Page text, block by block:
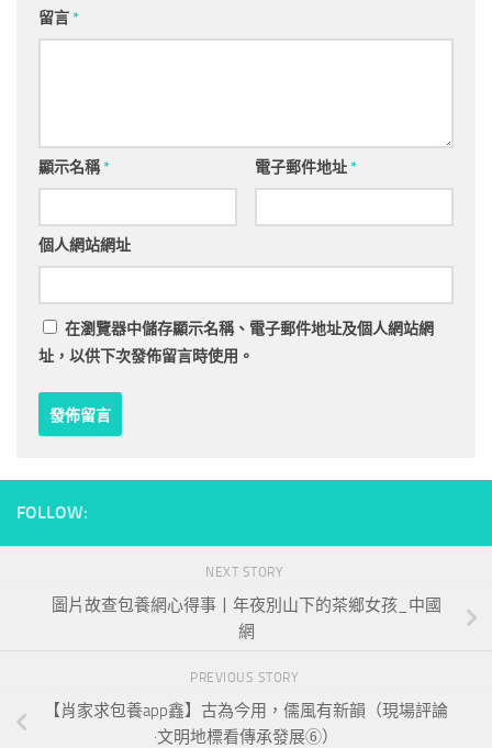
留言*
顯示名稱* 電子郵件地址*
個人網站網址
在瀏覽器中儲存顯示名稱、電子郵件地址及個人網站網
址，以供下次發佈留言時使用。
FOLLOW:
NEXT STORY
圖片故查包養網心得事丨年夜別山下的茶鄉女孩_中國
網
PREVIOUS STORY
【肖家求包養app鑫】古為今用，儒風有新韻（現場評論
·文明地標看傳承發展⑥）